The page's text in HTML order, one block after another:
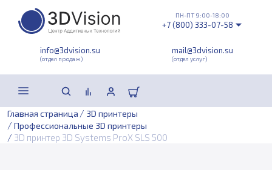
info@3dvision.su
(отдел продаж)
mail@3dvision.su
(отдел услуг)
ПН-ПТ 9:00-18:00
+7 (800) 333-07-58
Главная страница / 3D принтеры
/ Профессиональные 3D принтеры
/ 3D принтер 3D Systems ProX SLS 500